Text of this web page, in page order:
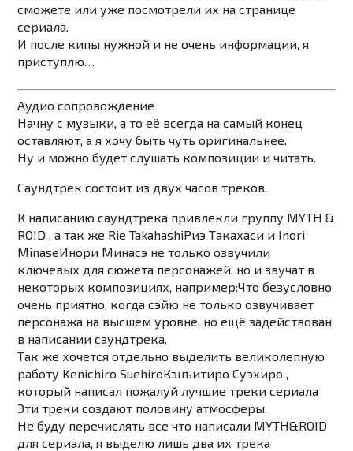
сможете или уже посмотрели их на странице
сериала.
И после кипы нужной и не очень информации, я
приступлю…
Аудио сопровождение
Начну с музыки, а то её всегда на самый конец
оставляют, а я хочу быть чуть оригинальнее.
Ну и можно будет слушать композиции и читать.
Саундтрек состоит из двух часов треков.
К написанию саундтрека привлекли группу MYTH &
ROID , а так же Rie TakahashiРиэ Такахаси и Inori
MinaseИнори Минасэ не только озвучили
ключевых для сюжета персонажей, но и звучат в
некоторых композициях, например:Что безусловно
очень приятно, когда сэйю не только озвучивает
персонажа на высшем уровне, но ещё задействован
в написании саундтрека.
Так же хочется отдельно выделить великолепную
работу Kenichiro SuehiroКэнъитиро Суэхиро ,
который написал пожалуй лучшие треки сериала
Эти треки создают половину атмосферы.
Не буду перечислять все что написали MYTH&ROID
для сериала, я выделю лишь два их трека